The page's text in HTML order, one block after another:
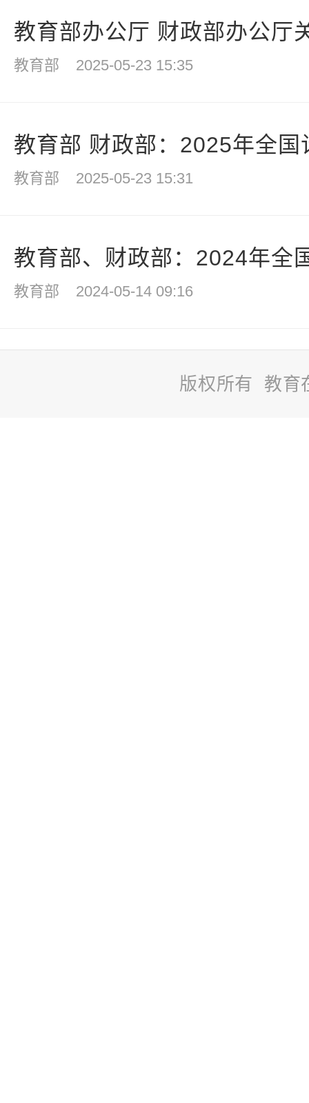
教育部办公厅 财政部办公厅
教育部 2025-05-23 15:35
教育部 财政部：2025年全
教育部 2025-05-23 15:31
教育部、财政部：2024年全
教育部 2024-05-14 09:16
版权所有 教育